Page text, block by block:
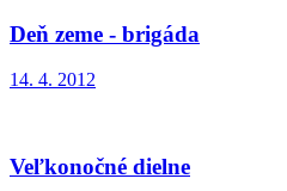
Deň zeme - brigáda
14. 4. 2012
Veľkonočné dielne